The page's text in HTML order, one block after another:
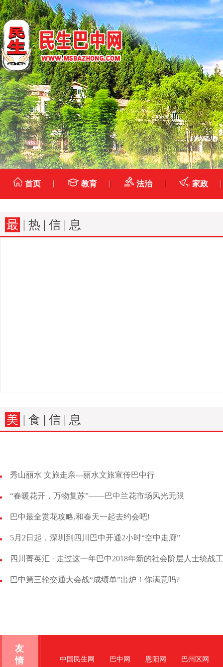
首页 教育 法治 家政
最 | 热 | 信 | 息
美 | 食 | 信 | 息
秀山丽水 文旅走亲---丽水文旅宣传巴中行
“春暖花开，万物复苏”——巴中兰花市场风光无限
巴中最全赏花攻略,和春天一起去约会吧!
5月2日起，深圳到四川巴中开通2小时“空中走廊”
四川菁英汇 · 走过这一年巴中2018年新的社会阶层人士统战
巴中第三轮交通大会战“成绩单”出炉！你满意吗?
友
情
中国民生网 巴中网 恩阳网 巴州区网